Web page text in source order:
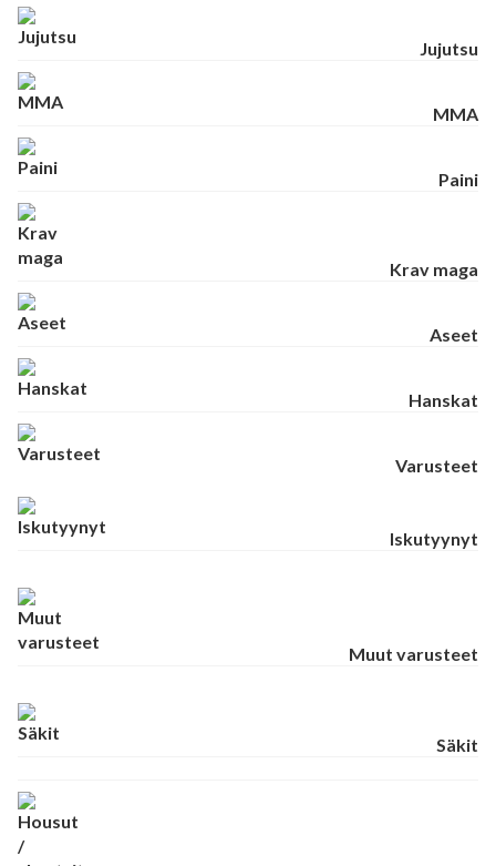
Jujutsu
MMA
Paini
Krav maga
Aseet
Hanskat
Varusteet
Iskutyynyt
Muut varusteet
Säkit